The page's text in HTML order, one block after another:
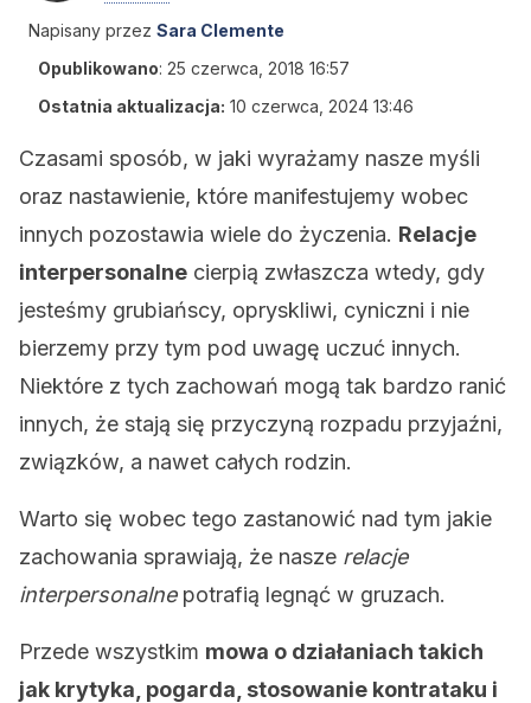
Napisany przez Sara Clemente
Opublikowano: 25 czerwca, 2018 16:57
Ostatnia aktualizacja: 10 czerwca, 2024 13:46
Czasami sposób, w jaki wyrażamy nasze myśli
oraz nastawienie, które manifestujemy wobec
innych pozostawia wiele do życzenia. Relacje
interpersonalne cierpią zwłaszcza wtedy, gdy
jesteśmy grubiańscy, opryskliwi, cyniczni i nie
bierzemy przy tym pod uwagę uczuć innych.
Niektóre z tych zachowań mogą tak bardzo ranić
innych, że stają się przyczyną rozpadu przyjaźni,
związków, a nawet całych rodzin.
Warto się wobec tego zastanowić nad tym jakie
zachowania sprawiają, że nasze relacje
interpersonalnepotrafią legnąć w gruzach.
Przede wszystkim mowa o działaniach takich
jak krytyka, pogarda, stosowanie kontrataku i